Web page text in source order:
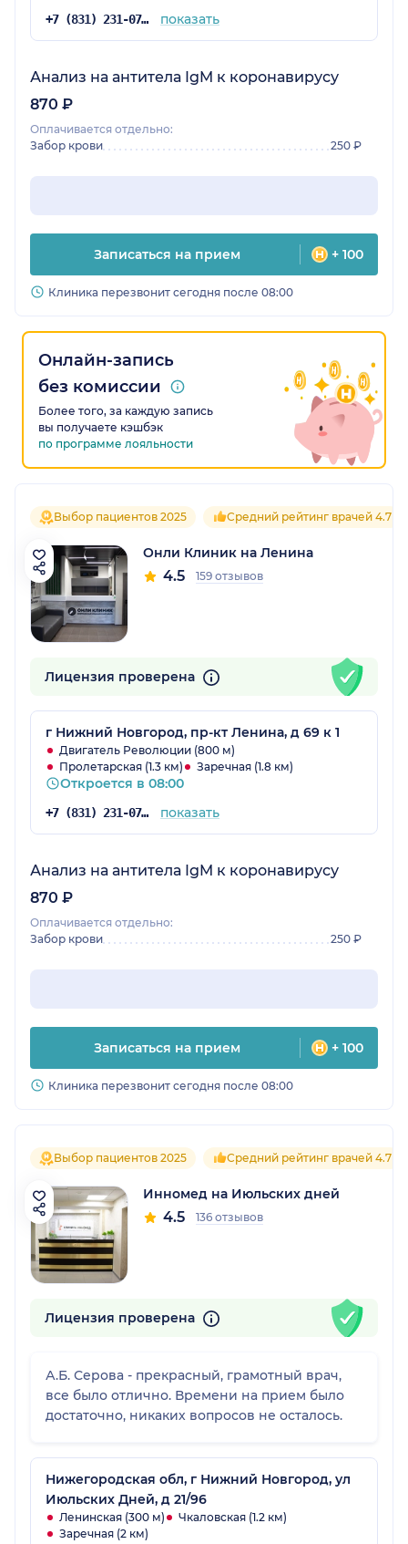
+7 (831) 231-07-43 показать
Анализ на антитела IgM к коронавирусу
870 ₽
Оплачивается отдельно:
Забор крови
250 ₽
Записаться на прием + 100
Клиника перезвонит сегодня после 08:00
Онлайн-запись
без комиссии
Более того, за каждую запись
вы получаете кэшбэк
по программе лояльности
Выбор пациентов 2025 Средний рейтинг врачей 4.7
Онли Клиник на Ленина
4.5 159 отзывов
Лицензия проверена
г Нижний Новгород, пр-кт Ленина, д 69 к 1
Двигатель Революции (800 м)
Пролетарская (1.3 км)
Заречная (1.8 км)
Откроется в 08:00
+7 (831) 231-07-43 показать
Анализ на антитела IgM к коронавирусу
870 ₽
Оплачивается отдельно:
Забор крови
250 ₽
Записаться на прием + 100
Клиника перезвонит сегодня после 08:00
Выбор пациентов 2025 Средний рейтинг врачей 4.7
Инномед на Июльских дней
4.5 136 отзывов
Лицензия проверена
А.Б. Серова - прекрасный, грамотный врач,
все было отлично. Времени на прием было
достаточно, никаких вопросов не осталось.
Нижегородская обл, г Нижний Новгород, ул
Июльских Дней, д 21/96
Ленинская (300 м)
Чкаловская (1.2 км)
Заречная (2 км)